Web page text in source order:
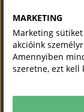
A szakmai
szakértő látja el.
Izgatottan
lehetőségeket!
MARKETING
Marketing
akcióink
Amennyiben
szeretne, ezt kell